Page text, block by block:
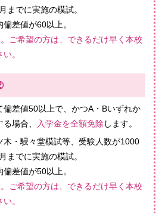
までに実施の模試。
差値が60以上。
ご希望の方は、できるだけ早く本校
。
差値50以上で、かつA・Bいずれか
場合、
入学金を全額免除 します。
木・駸々堂模試等、受験人数が1000
までに実施の模試。
差値が50以上。
ご希望の方は、できるだけ早く本校
。